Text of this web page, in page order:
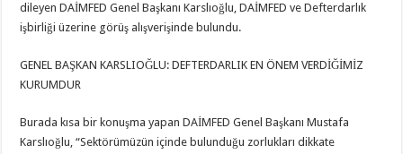
dileyen DAİMFED Genel Başkanı Karslıoğlu, DAİMFED ve Defterdarlık
işbirliği üzerine görüş alışverişinde bulundu.
GENEL BAŞKAN KARSLIOĞLU: DEFTERDARLIK EN ÖNEM VERDİĞİMİZ
KURUMDUR
Burada kısa bir konuşma yapan DAİMFED Genel Başkanı Mustafa
Karslıoğlu, “Sektörümüzün içinde bulunduğu zorlukları dikkate